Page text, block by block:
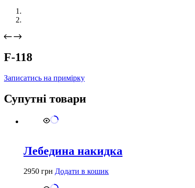
F-118
Записатись на примірку
Супутні товари
Лебедина накидка
2950 грн Додати в кошик